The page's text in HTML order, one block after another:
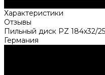
Характеристики
Отзывы
Пильный диск PZ 184х32/
Германия